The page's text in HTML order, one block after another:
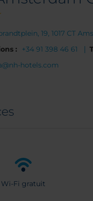
19, 1017 CT
:
+34 91 398 46 61
hotels.com
Wi-Fi gratuit